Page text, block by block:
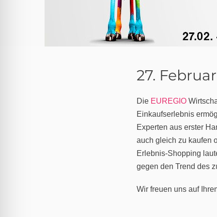
27.
Die EUREGIO
Einkaufserlebnis
Experten aus erster
auch gleich zu kaufen
Erlebnis-Shopping
gegen den Trend des
Wir freuen uns auf